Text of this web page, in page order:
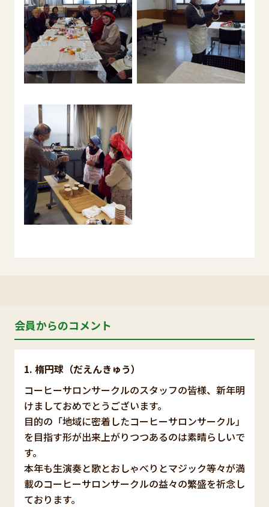
会員からのコメント
楕円球（だえんきゅう）
コーヒーサロンサークルのスタッフの皆様、新年明
けましておめでとうございます。
目的の「地域に密着したコーヒーサロンサークル」
を目指す形が出来上がりつつあるのは素晴らしいで
す。
本年も生演奏と歌とおしゃべりとマジック等々が満
載のコーヒーサロンサークルの益々の繁盛を祈念し
ております。